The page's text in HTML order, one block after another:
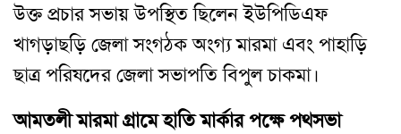
উক্ত প্রচার সভায় উপস্থিত ছিলেন ইউপিডিএফ
খাগড়াছড়ি জেলা সংগঠক অংগ্য মারমা এবং পাহাড়ি
ছাত্র পরিষদের জেলা সভাপতি বিপুল চাকমা।
আমতলী মারমা গ্রামে হাতি মার্কার পক্ষে পথসভা